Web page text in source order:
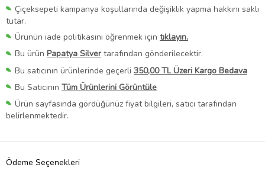
Çiçeksepeti kampanya koşullarında değişiklik yapma hakkını saklı
tutar.
Ürünün iade politikasını öğrenmek için tıklayın.
Bu ürün Papatya Silver tarafından gönderilecektir.
Bu satıcının ürünlerinde geçerli 350,00 TL Üzeri Kargo Bedava
Bu Satıcının Tüm Ürünlerini Görüntüle
Ürün sayfasında gördüğünüz fiyat bilgileri, satıcı tarafından
belirlenmektedir.
Ödeme Seçenekleri